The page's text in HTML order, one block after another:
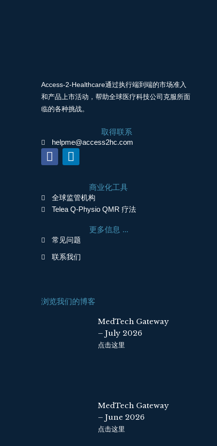
Access-2-Healthcare通过执行端到端的市场准入
和产品上市活动，帮助全球医疗科技公司克服所面
临的各种挑战。
取得联系
helpme@access2hc.com
F
a
b
o
k
L
i
e
d
n
商业化工具
全球监管机构
Telea Q-Physio QMR 疗法
更多信息 ...
常见问题
联系我们
浏览我们的博客
MedTech Gateway
– July 2026
点击这里
MedTech Gateway
– June 2026
点击这里